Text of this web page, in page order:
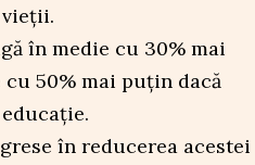
în medie cu 30% mai
50% mai puțin dacă
în reducerea acestei